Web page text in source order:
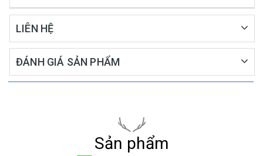
LIÊN HỆ
ĐÁNH GIÁ SẢN PHẨM
Sản phẩm